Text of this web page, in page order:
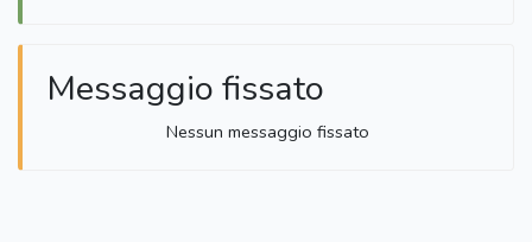
Messaggio fissato
Nessun messaggio fissato